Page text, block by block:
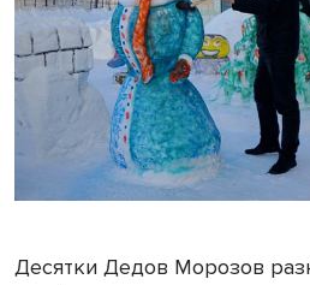
Десятки Дедов Морозов